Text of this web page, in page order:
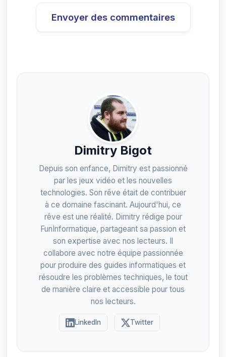
Envoyer des commentaires
Dimitry Bigot
Depuis son enfance, Dimitry est passionné
par les jeux vidéo et les nouvelles
technologies. Son rêve était de contribuer
à ce domaine fascinant. Aujourd'hui, ce
rêve est une réalité. Dimitry rédige pour
FunInformatique, partageant sa passion et
son expertise avec nos lecteurs. Il
collabore avec notre équipe passionnée
pour produire des guides informatiques et
résoudre les problèmes techniques, le tout
de manière claire et accessible pour tous
nos lecteurs.
LinkedIn Twitter